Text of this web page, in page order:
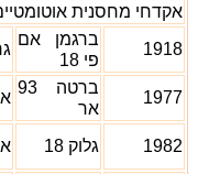
אקדחי מחסנית
1918
ברגמן אם
פי 18
1977
ברטה 93
אר
1982 גלוק 18